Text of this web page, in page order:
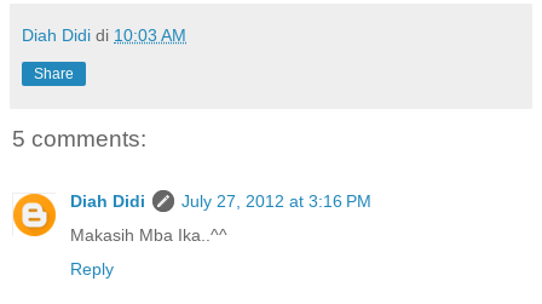
Diah Didi di 10:03 AM
Share
5 comments:
Diah Didi
July 27, 2012 at 3:16 PM
Makasih Mba Ika..^^
Reply